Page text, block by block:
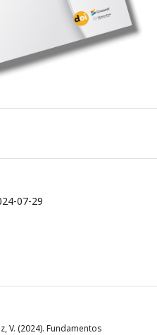
07-29
V. (2024). Fundamentos